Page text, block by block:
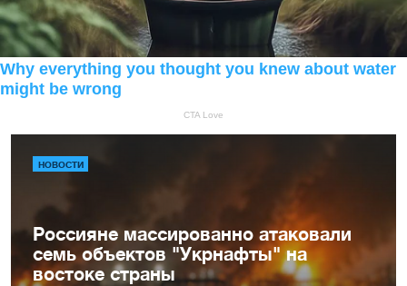
НОВОСТИ
Россияне массированно атаковали
семь объектов "Укрнафты" на
востоке страны